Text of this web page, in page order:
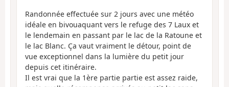
Randonnée effectuée sur 2 jours avec une météo
idéale en bivouaquant vers le refuge des 7 Laux et
le lendemain en passant par le lac de la Ratoune et
le lac Blanc. Ça vaut vraiment le détour, point de
vue exceptionnel dans la lumière du petit jour
depuis cet itinéraire.
Il est vrai que la 1ère partie partie est assez raide,